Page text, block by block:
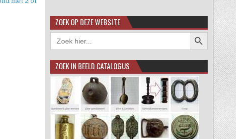
ZOEK OP DEZE WEBSITE
Zoek
naar:
Zoekknop
ZOEK IN BEELD CATALOGUS